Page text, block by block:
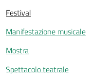
Festival
Manifestazione musicale
Mostra
Spettacolo teatrale